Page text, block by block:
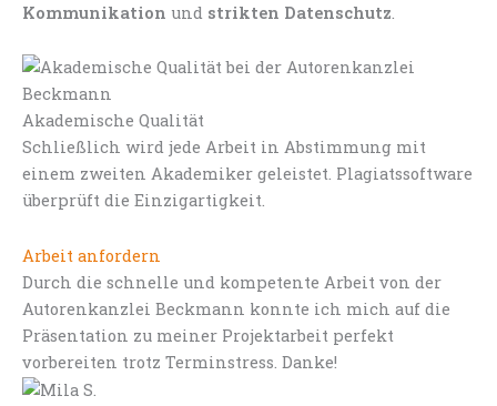
Kommunikation und strikten Datenschutz
Akademische Qualität
Schließlich wird jede Arbeit in Abstimmung mit
einem zweiten Akademiker geleistet. Plagiatssoftware
überprüft die Einzigartigkeit.
Arbeit anfordern
Durch die schnelle und kompetente Arbeit von der
Autorenkanzlei Beckmann konnte ich mich auf die
Präsentation zu meiner Projektarbeit perfekt
vorbereiten trotz Terminstress. Danke!